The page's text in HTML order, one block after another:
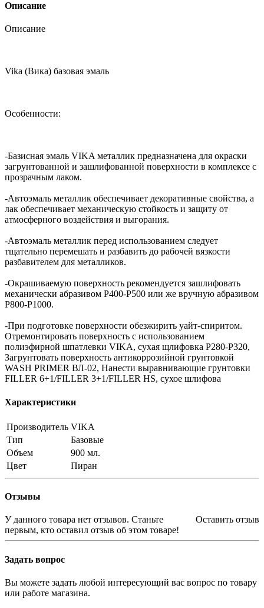
Описание
Описание
Vika (Вика) базовая эмаль
Особенности:
-Базисная эмаль VIKA металлик предназначена для окраски
загрунтованной и зашлифованной поверхности в комплексе с
прозрачным лаком.
-Автоэмаль металлик обеспечивает декоративные свойства, а
лак обеспечивает механическую стойкость и защиту от
атмосферного воздействия и выгорания.
-Автоэмаль металлик перед использованием следует
тщательно перемешать и разбавить до рабочей вязкости
разбавителем для металликов.
-Окрашиваемую поверхность рекомендуется зашлифовать
механически абразивом Р400-Р500 или же вручную абразивом
Р800-Р1000.
-При подготовке поверхности обезжирить уайт-спиритом.
Отремонтировать поверхность с использованием
полиэфирной шпатлевки VIKA, сухая щлифовка P280-P320,
Загрунтовать поверхность антикоррозийной грунтовкой
WASH PRIMER ВЛ-02, Нанести выравнивающие грунтовки
FILLER 6+1/FILLER 3+1/FILLER HS, сухое шлифова
Характеристики
Производитель VIKA
Тип
Базовые
Объем
900 мл.
Цвет
Пиран
Отзывы
Оставить отзыв
У данного товара нет отзывов. Станьте
первым, кто оставил отзыв об этом товаре!
Задать вопрос
Вы можете задать любой интересующий вас вопрос по товару
или работе магазина.